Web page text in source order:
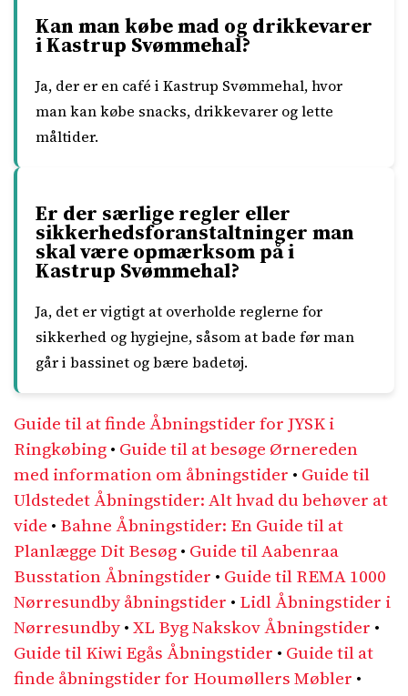
Kan man købe mad og drikkevarer
i Kastrup Svømmehal?
Ja, der er en café i Kastrup Svømmehal, hvor
man kan købe snacks, drikkevarer og lette
måltider.
Er der særlige regler eller
sikkerhedsforanstaltninger man
skal være opmærksom på i
Kastrup Svømmehal?
Ja, det er vigtigt at overholde reglerne for
sikkerhed og hygiejne, såsom at bade før man
går i bassinet og bære badetøj.
Guide til at finde Åbningstider for JYSK i
Ringkøbing• Guide til at besøge Ørnereden
med information om åbningstider • Guide til
Uldstedet Åbningstider: Alt hvad du behøver at
vide • Bahne Åbningstider: En Guide til at
Planlægge Dit Besøg• Guide til Aabenraa
Busstation Åbningstider • Guide til REMA 1000
Nørresundby åbningstider • Lidl Åbningstider i
Nørresundby•XL Byg Nakskov Åbningstider •
Guide til Kiwi Egås Åbningstider • Guide til at
finde åbningstider for Houmøllers Møbler •